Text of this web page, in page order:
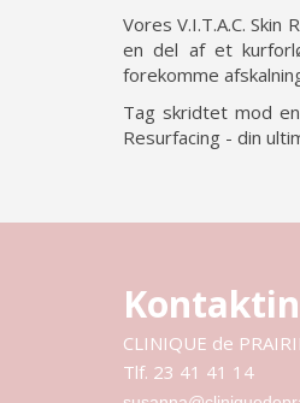
Vores V.I.T.A.C.
en del af et
forekomme
Tag skridtet mod
Resurfacing - din
CLINIQUE de
Tlf. 23 41 41 14